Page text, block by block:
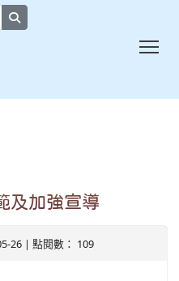
及加強宣導
26 | 點閱數： 109